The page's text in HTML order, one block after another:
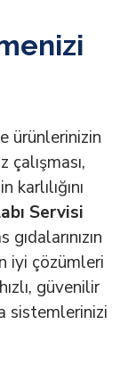
ürünlerinizin
çalışması,
Servisi
iyi çözümleri
güvenilir
sistemlerinizi